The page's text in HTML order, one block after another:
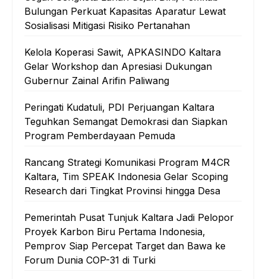
Bulungan Perkuat Kapasitas Aparatur Lewat
Sosialisasi Mitigasi Risiko Pertanahan
Kelola Koperasi Sawit, APKASINDO Kaltara
Gelar Workshop dan Apresiasi Dukungan
Gubernur Zainal Arifin Paliwang
Peringati Kudatuli, PDI Perjuangan Kaltara
Teguhkan Semangat Demokrasi dan Siapkan
Program Pemberdayaan Pemuda
Rancang Strategi Komunikasi Program M4CR
Kaltara, Tim SPEAK Indonesia Gelar Scoping
Research dari Tingkat Provinsi hingga Desa
Pemerintah Pusat Tunjuk Kaltara Jadi Pelopor
Proyek Karbon Biru Pertama Indonesia,
Pemprov Siap Percepat Target dan Bawa ke
Forum Dunia COP-31 di Turki